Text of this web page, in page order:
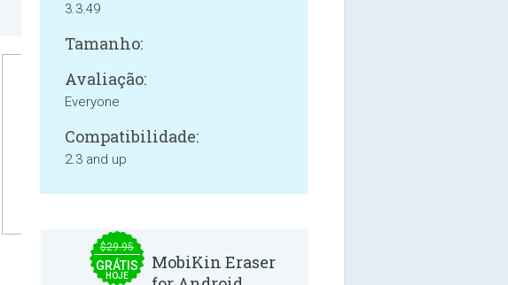
3.3.49
Tamanho:
Avaliação:
Everyone
Compatibilidade:
2.3 and up
$29.95
GRÁTIS
HOJE
MobiKin Eraser